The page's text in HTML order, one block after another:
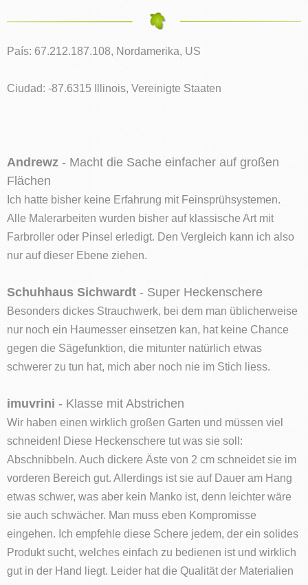
País: 67.212.187.108, Nordamerika, US
Ciudad: -87.6315 Illinois, Vereinigte Staaten
Andrewz - Macht die Sache einfacher auf großen
Flächen
Ich hatte bisher keine Erfahrung mit Feinsprühsystemen.
Alle Malerarbeiten wurden bisher auf klassische Art mit
Farbroller oder Pinsel erledigt. Den Vergleich kann ich also
nur auf dieser Ebene ziehen.
Schuhhaus Sichwardt - Super Heckenschere
Besonders dickes Strauchwerk, bei dem man üblicherweise
nur noch ein Haumesser einsetzen kan, hat keine Chance
gegen die Sägefunktion, die mitunter natürlich etwas
schwerer zu tun hat, mich aber noch nie im Stich liess.
imuvrini - Klasse mit Abstrichen
Wir haben einen wirklich großen Garten und müssen viel
schneiden! Diese Heckenschere tut was sie soll:
Abschnibbeln. Auch dickere Äste von 2 cm schneidet sie im
vorderen Bereich gut. Allerdings ist sie auf Dauer am Hang
etwas schwer, was aber kein Manko ist, denn leichter wäre
sie auch schwächer. Man muss eben Kompromisse
eingehen. Ich empfehle diese Schere jedem, der ein solides
Produkt sucht, welches einfach zu bedienen ist und wirklich
gut in der Hand liegt. Leider hat die Qualität der Materialien